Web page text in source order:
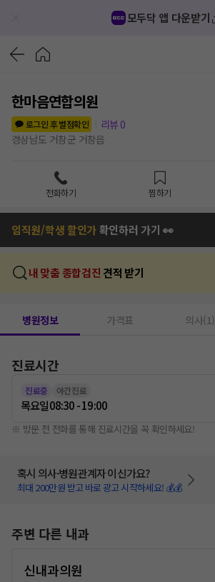
모두닥 앱 다운받기
한마음연합의원
로그인 후 별점확인
리뷰 0
경상남도 거창군 거창읍
전화하기 찜하기
임직원/학생 할인가확인하러 가기 👀
내 맞춤 종합검진 견적 받기
병원정보 가격표 의사(1)
진료시간
진료중 야간진료
목요일08:30 - 19:00
※ 방문 전 전화를 통해 진료시간을 꼭 확인하세요!
혹시 의사·병원관계자 이신가요?
최대 200만원 받고 바로 광고 시작하세요! 💰💰
주변 다른 내과
신내과의원